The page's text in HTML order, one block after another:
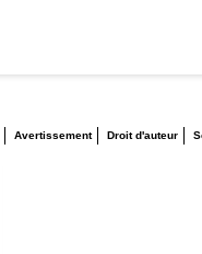
Avertissement Droit d'auteur